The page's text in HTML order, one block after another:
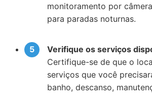
monitoramento por
para paradas noturnas.
Verifique os serviços
Certifique-se de que o
serviços que você
banho, descanso,